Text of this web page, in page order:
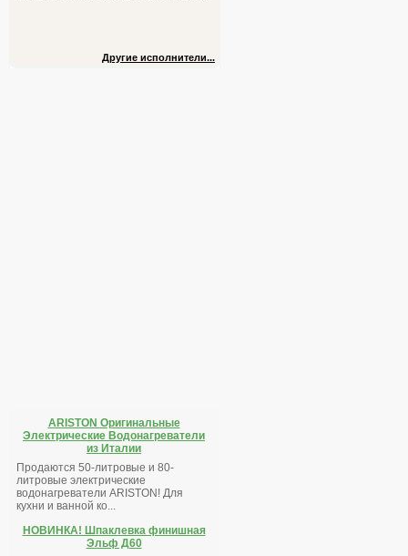
Другие исполнители...
ARISTON Оригинальные
Электрические Водонагреватели
из Италии
Продаются 50-литровые и 80-
литровые электрические
водонагреватели ARISTON! Для
кухни и ванной ко...
НОВИНКА! Шпаклевка финишная
Эльф Д60